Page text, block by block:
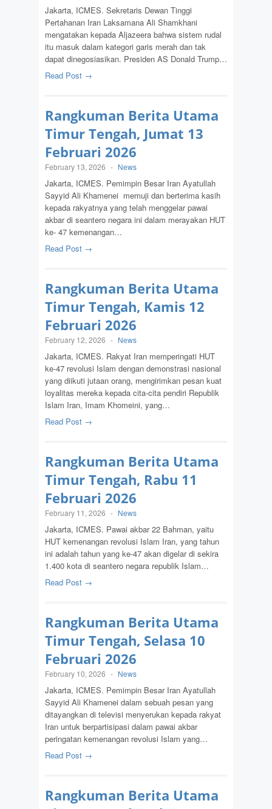
Jakarta, ICMES. Sekretaris Dewan Tinggi
Pertahanan Iran Laksamana Ali Shamkhani
mengatakan kepada Aljazeera bahwa sistem rudal
itu masuk dalam kategori garis merah dan tak
dapat dinegosiasikan. Presiden AS Donald Trump…
Read Post →
Rangkuman Berita Utama
Timur Tengah, Jumat 13
Februari 2026
February 13, 2026 - News
Jakarta, ICMES. Pemimpin Besar Iran Ayatullah
Sayyid Ali Khamenei memuji dan berterima kasih
kepada rakyatnya yang telah menggelar pawai
akbar di seantero negara ini dalam merayakan HUT
ke- 47 kemenangan…
Read Post →
Rangkuman Berita Utama
Timur Tengah, Kamis 12
Februari 2026
February 12, 2026 - News
Jakarta, ICMES. Rakyat Iran memperingati HUT
ke-47 revolusi Islam dengan demonstrasi nasional
yang diikuti jutaan orang, mengirimkan pesan kuat
loyalitas mereka kepada cita-cita pendiri Republik
Islam Iran, Imam Khomeini, yang…
Read Post →
Rangkuman Berita Utama
Timur Tengah, Rabu 11
Februari 2026
February 11, 2026 - News
Jakarta, ICMES. Pawai akbar 22 Bahman, yaitu
HUT kemenangan revolusi Islam Iran, yang tahun
ini adalah tahun yang ke-47 akan digelar di sekira
1.400 kota di seantero negara republik Islam…
Read Post →
Rangkuman Berita Utama
Timur Tengah, Selasa 10
Februari 2026
February 10, 2026 - News
Jakarta, ICMES. Pemimpin Besar Iran Ayatullah
Sayyid Ali Khamenei dalam sebuah pesan yang
ditayangkan di televisi menyerukan kepada rakyat
Iran untuk berpartisipasi dalam pawai akbar
peringatan kemenangan revolusi Islam yang…
Read Post →
Rangkuman Berita Utama